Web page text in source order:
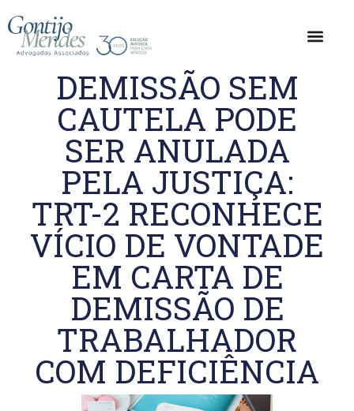
DEMISSÃO SEM
CAUTELA PODE
SER ANULADA
PELA JUSTIÇA:
TRT-2 RECONHECE
VÍCIO DE VONTADE
EM CARTA DE
DEMISSÃO DE
TRABALHADOR
COM DEFICIÊNCIA